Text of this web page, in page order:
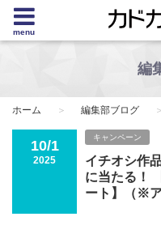
menu
編
ホーム 編集部ブログ
10/1
2025
キャンペーン
イチオシ作
に当たる！
ート】（※ア